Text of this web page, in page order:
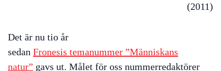
(2011)
Det är nu tio år
sedan Fronesis temanummer ”Människans
natur” gavs ut. Målet för oss nummerredaktörer